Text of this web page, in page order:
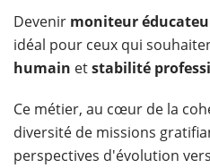
Devenir moniteur
idéal pour ceux qui
humain etstabilité
Ce métier, au cœur de la
diversité de missions
perspectives d'évolution